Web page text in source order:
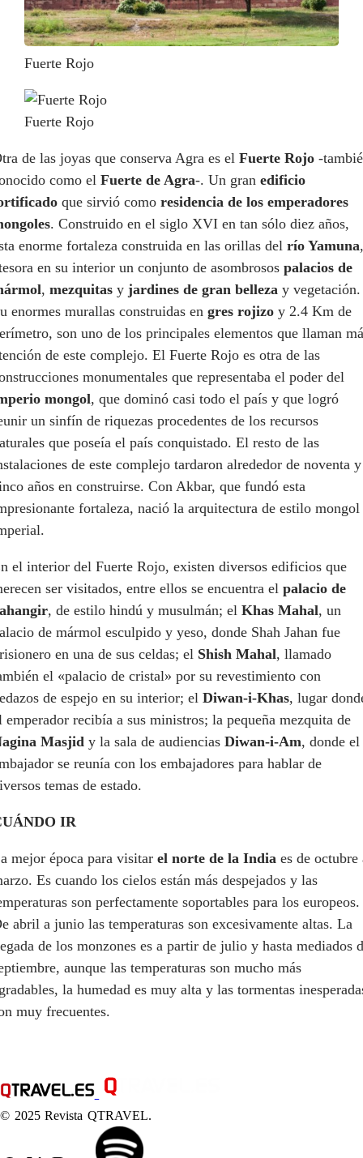
Fuerte Rojo
Fuerte Rojo
de las joyas que conserva Agra es el Fuerte Rojo -
como el Fuerte de Agra-. Un gran edificio
que sirvió como residencia de los emperadores
. Construido en el siglo XVI en tan sólo diez años,
enorme fortaleza construida en las orillas del río Yamuna,
en su interior un conjunto de asombrosos palacios de
, mezquitas y jardines de gran belleza y vegetación.
enormes murallas construidas en gres rojizo y 2.4 Km de
son uno de los principales elementos que llaman
de este complejo. El Fuerte Rojo es otra de las
monumentales que representaba el poder del
mongol, que dominó casi todo el país y que logró
un sinfín de riquezas procedentes de los recursos
que poseía el país conquistado. El resto de las
de este complejo tardaron alrededor de noventa y
años en construirse. Con Akbar, que fundó esta
fortaleza, nació la arquitectura de estilo mongol
el interior del Fuerte Rojo, existen diversos edificios que
ser visitados, entre ellos se encuentra el palacio de
, de estilo hindú y musulmán; el Khas Mahal, un
de mármol esculpido y yeso, donde Shah Jahan fue
en una de sus celdas; el Shish Mahal, llamado
el «palacio de cristal» por su revestimiento con
de espejo en su interior; el Diwan-i-Khas, lugar
emperador recibía a sus ministros; la pequeña mezquita de
Masjid y la sala de audiencias Diwan-i-Am, donde el
se reunía con los embajadores para hablar de
temas de estado.
IR
mejor época para visitar el norte de la India es de octubre
Es cuando los cielos están más despejados y las
son perfectamente soportables para los europeos.
abril a junio las temperaturas son excesivamente altas. La
de los monzones es a partir de julio y hasta mediados
aunque las temperaturas son mucho más
la humedad es muy alta y las tormentas
muy frecuentes.
© 2025 Revista QTRAVEL.